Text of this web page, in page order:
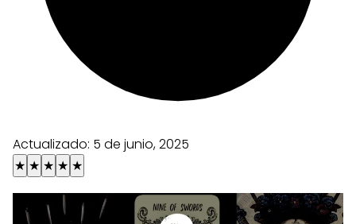
Actualizado: 5 de junio, 2025
★ ★ ★ ★ ★